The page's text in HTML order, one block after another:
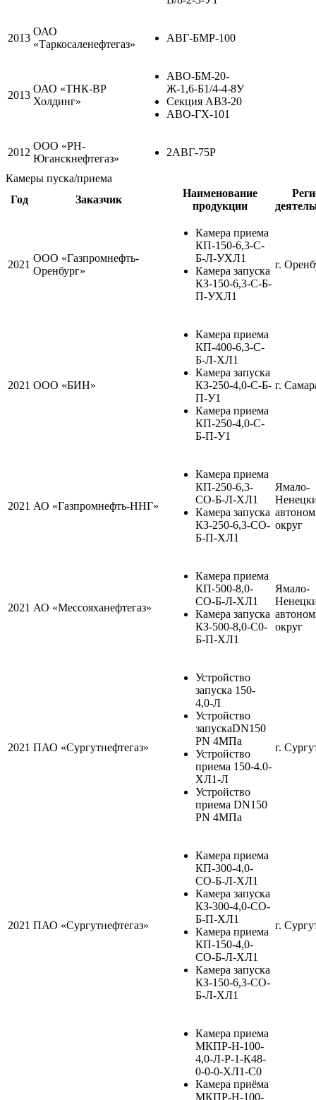
2013
ОАО
«Таркосаленефтегаз»
АВГ-БМР-100
2013
ОАО «ТНК-ВР
Холдинг»
АВО-БМ-20-
Ж-1,6-Б1/4-4-8У
Секция АВЗ-20
АВО-ГХ-101
2012
ООО «РН-
Юганскнефтегаз»
2АВГ-75Р
Камеры пуска/приема
Год
Заказчик
Наименование
продукции
2021
ООО «Газпромнефть-
Оренбург»
Камера приема
КП-150-6,3-С-
Б-Л-УХЛ1
Камера запуска
КЗ-150-6,3-С-Б-
П-УХЛ1
г.
2021 ООО «БИН»
Камера приема
КП-400-6,3-С-
Б-Л-ХЛ1
Камера запуска
КЗ-250-4,0-С-Б-
П-У1
Камера приема
КП-250-4,0-С-
Б-П-У1
г.
2021 АО «Газпромнефть-ННГ»
Камера приема
КП-250-6,3-
СО-Б-Л-ХЛ1
Камера запуска
КЗ-250-6,3-СО-
Б-П-ХЛ1
Ямало-
округ
2021 АО «Мессояханефтегаз»
Камера приема
КП-500-8,0-
СО-Б-Л-ХЛ1
Камера запуска
КЗ-500-8,0-С0-
Б-П-ХЛ1
Ямало-
округ
2021 ПАО «Сургутнефтегаз»
Устройство
запуска 150-
4,0-Л
Устройство
запускаDN150
PN 4МПа
Устройство
приема 150-4.0-
ХЛ1-Л
Устройство
приема DN150
PN 4МПа
г.
2021 ПАО «Сургутнефтегаз»
Камера приема
КП-300-4,0-
СО-Б-Л-ХЛ1
Камера запуска
КЗ-300-4,0-СО-
Б-П-ХЛ1
Камера приема
КП-150-4,0-
СО-Б-Л-ХЛ1
Камера запуска
КЗ-150-6,3-СО-
Б-Л-ХЛ1
г.
Камера приема
МКПР-Н-100-
4,0-Л-Р-1-К48-
0-0-0-ХЛ1-С0
Камера приёма
МКПР-Н-100-